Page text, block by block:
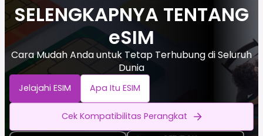
SELENGKAPNYA TENTANG
eSIM
Cara Mudah Anda untuk Tetap Terhubung di Seluruh
Dunia
Jelajahi ESIM Apa Itu ESIM
Cek Kompatibilitas Perangkat